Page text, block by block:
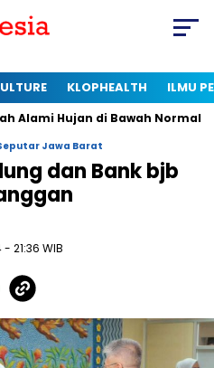
KLOPHEALTH ILMU
di Bawah Normal Kapan
Jawa Barat
dan Bank bjb
- 21:36 WIB